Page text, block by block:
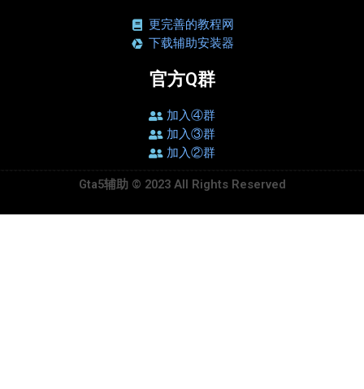
更完善的教程网
下载辅助安装器
官方Q群
加入④群
加入③群
加入②群
Gta5辅助 © 2023 All Rights Reserved